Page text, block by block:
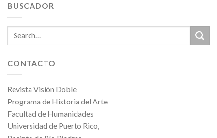
BUSCADOR
CONTACTO
Revista Visión Doble
Programa de Historia del Arte
Facultad de Humanidades
Universidad de Puerto Rico,